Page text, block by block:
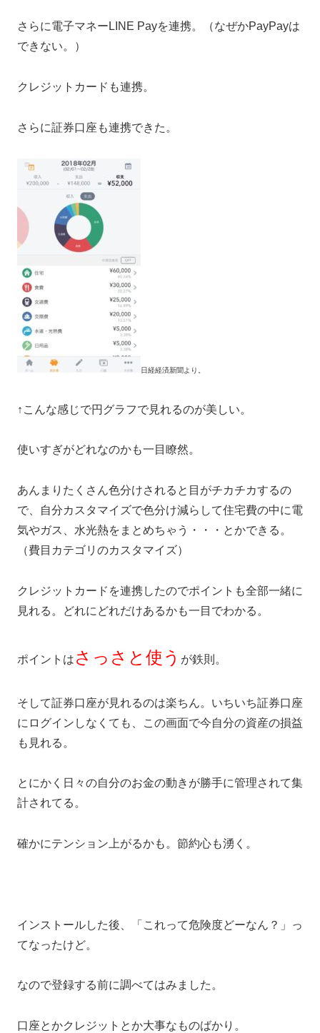
さらに電子マネーLINE Payを連携。（なぜかPayPayは
できない。）
クレジットカードも連携。
さらに証券口座も連携できた。
日経経済新聞より。
↑こんな感じで円グラフで見れるのが美しい。
使いすぎがどれなのかも一目瞭然。
あんまりたくさん色分けされると目がチカチカするの
で、自分カスタマイズで色分け減らして住宅費の中に電
気やガス、水光熱をまとめちゃう・・・とかできる。
（費目カテゴリのカスタマイズ）
クレジットカードを連携したのでポイントも全部一緒に
見れる。どれにどれだけあるかも一目でわかる。
ポイントは さっさと使う が鉄則。
そして証券口座が見れるのは楽ちん。いちいち証券口座
にログインしなくても、この画面で今自分の資産の損益
も見れる。
とにかく日々の自分のお金の動きが勝手に管理されて集
計されてる。
確かにテンション上がるかも。節約心も湧く。
インストールした後、「これって危険度どーなん？」っ
てなったけど。
なので登録する前に調べてはみました。
口座とかクレジットとか大事なものばかり。